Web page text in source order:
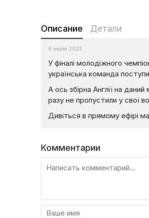
Описание Детали
8 июля 2023
У фіналі молодіжного
українська команда
А ось збірна Англії на
разу не пропустили у свої
Дивіться в прямому ефірі
Комментарии